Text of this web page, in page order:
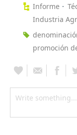
Informe
Industria
promoción